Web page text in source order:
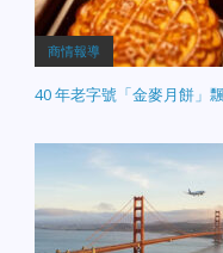
商情報導
40 年老字號「金麥月餅」